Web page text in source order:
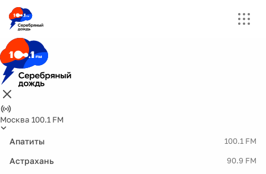
Москва 100.1 FM
Апатиты 100.1 FM
Астрахань 90.9 FM